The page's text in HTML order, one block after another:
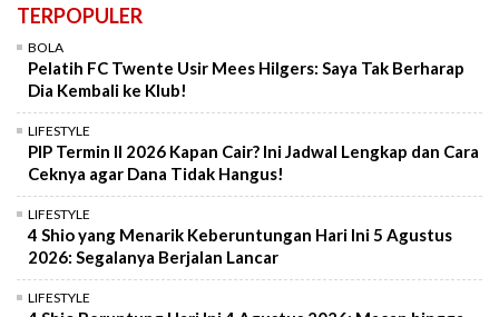
TERPOPULER
BOLA
Pelatih FC Twente Usir Mees Hilgers: Saya Tak Berharap
Dia Kembali ke Klub!
LIFESTYLE
PIP Termin II 2026 Kapan Cair? Ini Jadwal Lengkap dan Cara
Ceknya agar Dana Tidak Hangus!
LIFESTYLE
4 Shio yang Menarik Keberuntungan Hari Ini 5 Agustus
2026: Segalanya Berjalan Lancar
LIFESTYLE